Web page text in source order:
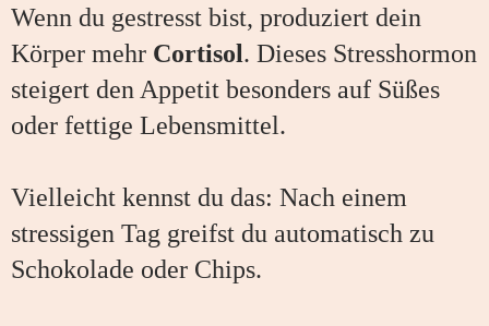
Wenn du gestresst bist, produziert dein
Körper mehr Cortisol. Dieses Stresshormon
steigert den Appetit besonders auf Süßes
oder fettige Lebensmittel.
Vielleicht kennst du das: Nach einem
stressigen Tag greifst du automatisch zu
Schokolade oder Chips.